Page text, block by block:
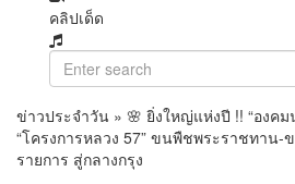
คลิปเด็ด
ข่าวประจำวัน » 🌸 ยิ่งใหญ่แห่งปี !! “องค
“โครงการหลวง 57” ขนพืชพระราชทาน-
รายการ สู่กลางกรุง